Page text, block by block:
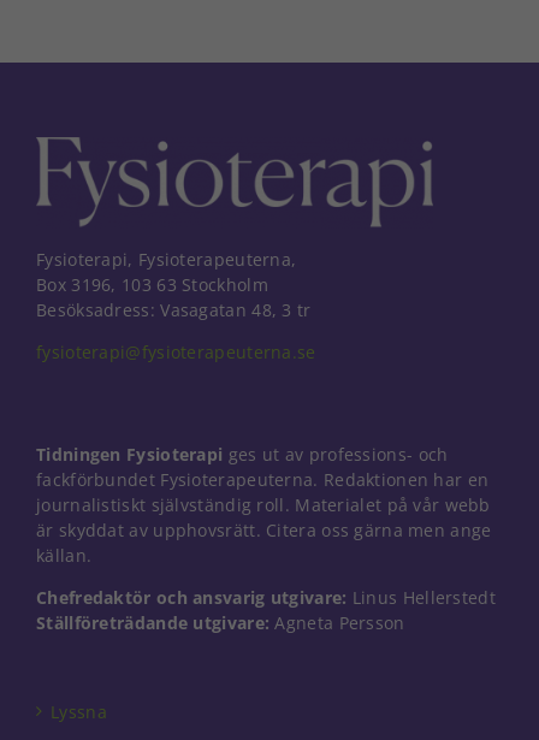
Fysioterapi, Fysioterapeuterna,
Box 3196, 103 63 Stockholm
Besöksadress: Vasagatan 48, 3 tr
fysioterapi@fysioterapeuterna.se
Tidningen Fysioterapi ges ut av professions- och
fackförbundet Fysioterapeuterna. Redaktionen har en
journalistiskt självständig roll. Materialet på vår webb
är skyddat av upphovsrätt. Citera oss gärna men ange
källan.
Chefredaktör och ansvarig utgivare: Linus Hellerstedt
Ställföreträdande utgivare: Agneta Persson
Lyssna
Nödvändiga